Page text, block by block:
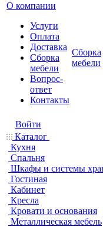
О компании
Услуги
Оплата
Доставка
Сборка
мебели
Вопрос-
ответ
Контакты
Сборка
мебели
Войти
Каталог
Кухня
Спальня
Шкафы и системы
Гостиная
Кабинет
Кресла
Кровати и основания
Металлическая мебель